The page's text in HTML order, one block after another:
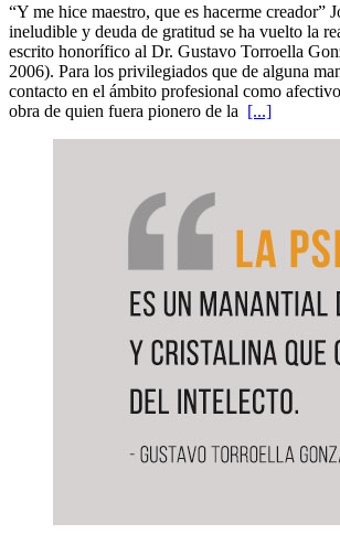
“Y me hice maestro, que es hacerme creador”
ineludible y deuda de gratitud se ha vuelto la
escrito honorífico al Dr. Gustavo Torroella
2006). Para los privilegiados que de alguna
contacto en el ámbito profesional como
obra de quien fuera pionero de la [...]